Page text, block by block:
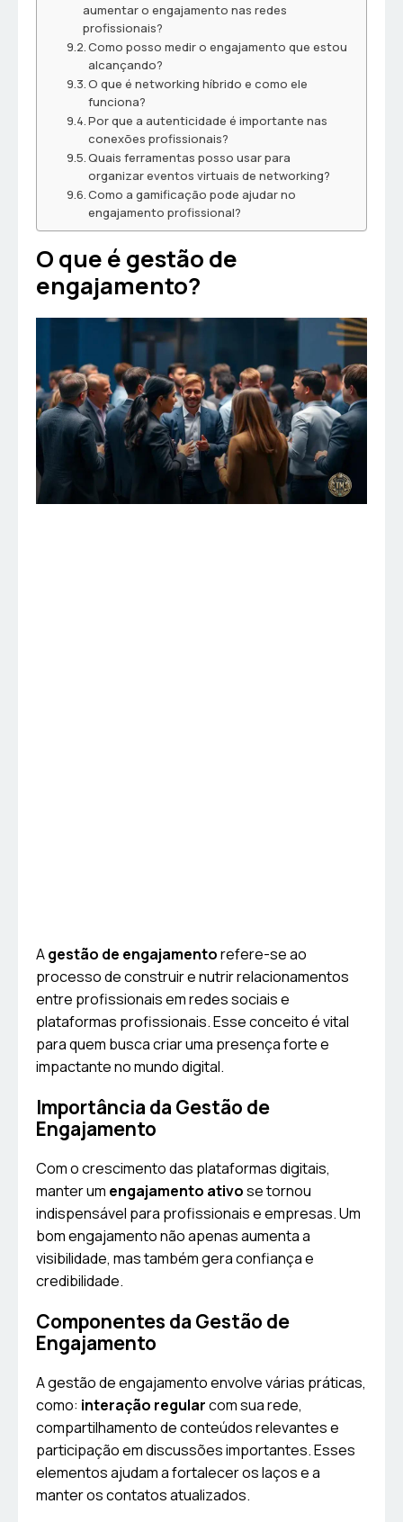
aumentar o engajamento nas redes
profissionais?
Como posso medir o engajamento que estou
alcançando?
O que é networking híbrido e como ele
funciona?
Por que a autenticidade é importante nas
conexões profissionais?
Quais ferramentas posso usar para
organizar eventos virtuais de networking?
Como a gamificação pode ajudar no
engajamento profissional?
O que é gestão de
engajamento?
Agestão de engajamentorefere-se ao
processo de construir e nutrir relacionamentos
entre profissionais em redes sociais e
plataformas profissionais. Esse conceito é vital
para quem busca criar uma presença forte e
impactante no mundo digital.
Importância da Gestão de
Engajamento
Com o crescimento das plataformas digitais,
manter um engajamento ativose tornou
indispensável para profissionais e empresas. Um
bom engajamento não apenas aumenta a
visibilidade, mas também gera confiança e
credibilidade.
Componentes da Gestão de
Engajamento
A gestão de engajamento envolve várias práticas,
como: interação regularcom sua rede,
compartilhamento de conteúdos relevantes e
participação em discussões importantes. Esses
elementos ajudam a fortalecer os laços e a
manter os contatos atualizados.